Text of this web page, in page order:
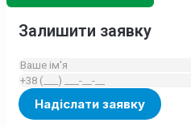
Залишити заявку